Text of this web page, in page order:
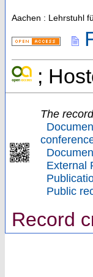
Aachen : Lehrstuhl
;
The
External
Public
Record